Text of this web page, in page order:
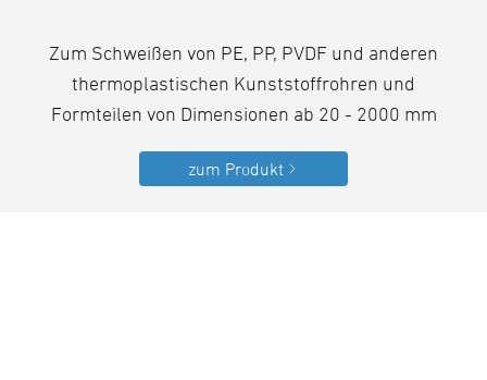
Zum Schweißen von PE, PP, PVDF und anderen
thermoplastischen Kunststoffrohren und
Formteilen von Dimensionen ab 20 - 2000 mm
zum Produkt